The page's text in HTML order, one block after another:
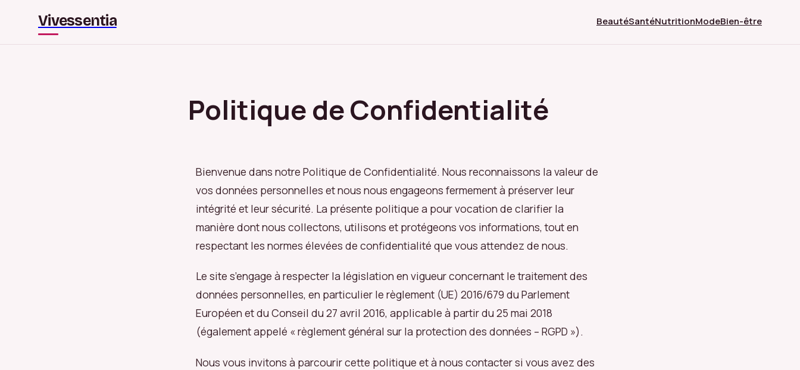
Vivessentia BeautéSantéNutritionModeBien-être
Politique de Confidentialité
Bienvenue dans notre Politique de Confidentialité. Nous reconnaissons la valeur de
vos données personnelles et nous nous engageons fermement à préserver leur
intégrité et leur sécurité. La présente politique a pour vocation de clarifier la
manière dont nous collectons, utilisons et protégeons vos informations, tout en
respectant les normes élevées de confidentialité que vous attendez de nous.
Le site s’engage à respecter la législation en vigueur concernant le traitement des
données personnelles, en particulier le règlement (UE) 2016/679 du Parlement
Européen et du Conseil du 27 avril 2016, applicable à partir du 25 mai 2018
(également appelé « règlement général sur la protection des données – RGPD »).
Nous vous invitons à parcourir cette politique et à nous contacter si vous avez des